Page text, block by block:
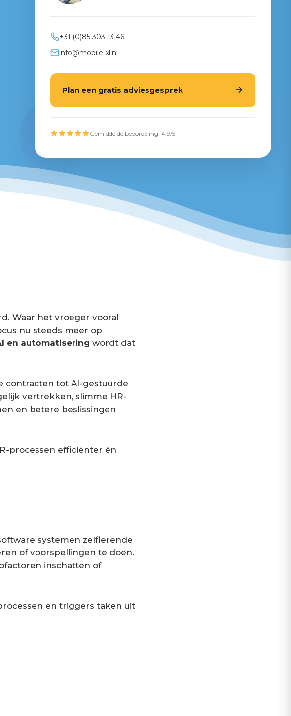
+31 (0)85 303 13 46
info@mobile-xl.nl
Plan een gratis adviesgesprek
Gemiddelde beoordeling: 4.9/5
Waar het vroeger vooral
nu steeds meer op
en automatisering wordt dat
contracten tot AI-gestuurde
vertrekken, slimme HR-
en betere beslissingen
processen efficiënter én
systemen zelflerende
of voorspellingen te doen.
inschatten of
en triggers taken uit